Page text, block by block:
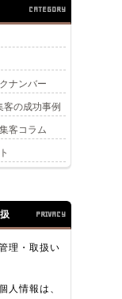
CATEGORY
ナンバー
客の成功事例
客コラム
PRIVACY
理・取扱い
人情報は、